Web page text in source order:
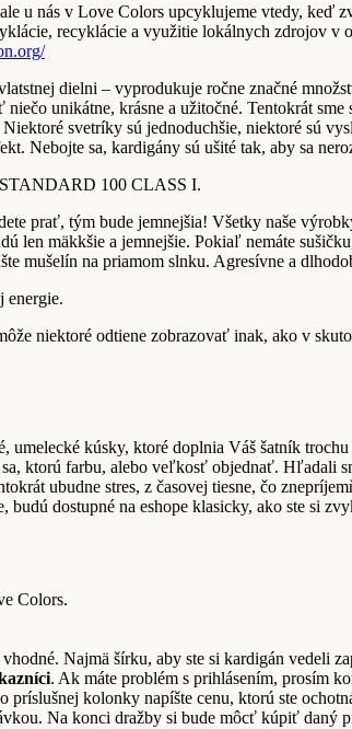
u nás v Love Colors upcyklujeme vtedy,
recyklácie a využitie lokálnych zdrojov v
dielni – vyprodukuje ročne značné
unikátne, krásne a užitočné. Tentokrát
svetríky sú jednoduchšie, niektoré sú
Nebojte sa, kardigány sú ušité tak, aby sa
100 CLASS I.
prať, tým bude jemnejšia! Všetky naše
len mäkkšie a jemnejšie. Pokiaľ nemáte
mušelín na priamom slnku. Agresívne a
energie.
niektoré odtiene zobrazovať inak, ako v
kúsky, ktoré doplnia Váš šatník
ktorú farbu, alebo veľkosť objednať. Hľadali
ubudne stres, z časovej tiesne, čo
dostupné na eshope klasicky, ako ste si
Colors.
Najmä šírku, aby ste si kardigán vedeli
. Ak máte problém s prihlásením, prosím
kolonky napíšte cenu, ktorú ste
Na konci dražby si bude môcť kúpiť daný